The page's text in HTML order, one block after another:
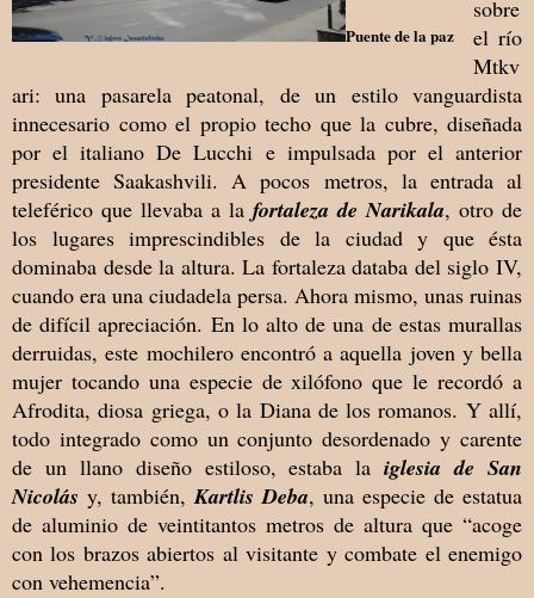
Puente de la paz
sobre
el río
Mtkv
ari: una pasarela peatonal, de un estilo vanguardista
innecesario como el propio techo que la cubre, diseñada
por el italiano De Lucchi e impulsada por el anterior
presidente Saakashvili. A pocos metros, la entrada al
teleférico que llevaba a la fortaleza de Narikala, otro de
los lugares imprescindibles de la ciudad y que ésta
dominaba desde la altura. La fortaleza databa del siglo IV,
cuando era una ciudadela persa. Ahora mismo, unas ruinas
de difícil apreciación. En lo alto de una de estas murallas
derruidas, este mochilero encontró a aquella joven y bella
mujer tocando una especie de xilófono que le recordó a
Afrodita, diosa griega, o la Diana de los romanos. Y allí,
todo integrado como un conjunto desordenado y carente
de un llano diseño estiloso, estaba laiglesia de San
Nicolás y, también,Kartlis Deba, una especie de estatua
de aluminio de veintitantos metros de altura que “acoge
con los brazos abiertos al visitante y combate el enemigo
con vehemencia”.